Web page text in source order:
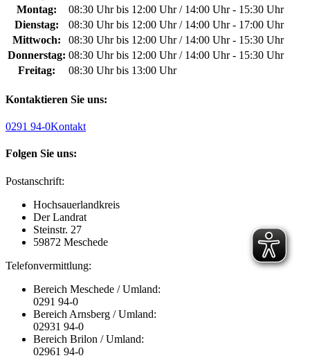
Montag:
08:30 Uhr bis 12:00 Uhr / 14:00 Uhr - 15:30 Uhr
Dienstag:
08:30 Uhr bis 12:00 Uhr / 14:00 Uhr - 17:00 Uhr
Mittwoch:
08:30 Uhr bis 12:00 Uhr / 14:00 Uhr - 15:30 Uhr
Donnerstag: 08:30 Uhr bis 12:00 Uhr / 14:00 Uhr - 15:30 Uhr
Freitag:
08:30 Uhr bis 13:00 Uhr
Kontaktieren Sie uns:
0291 94-0Kontakt
Folgen Sie uns:
Postanschrift:
Hochsauerlandkreis
Der Landrat
Steinstr. 27
59872 Meschede
Telefonvermittlung:
Bereich Meschede / Umland:
0291 94-0
Bereich Arnsberg / Umland:
02931 94-0
Bereich Brilon / Umland:
02961 94-0